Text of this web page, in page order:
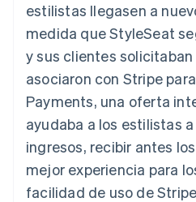
Más
Product roadmap
Ver lo que viene
Radar
Prevención de fraude
Atlas
Constitución de una startup
Climate
Eliminación de dióxido de
Hostelería,
Seguros
Medios de
comunicación y
fines de lucro
Servicios
profesionales
Sector público
Minorista
Recursos
Integraciones
aplicaciones
Ejemplos de
Blog de
Estado de la
Contacta con
Conviértete
estilistas llegasen a
medida que StyleSeat
y sus clientes
asociaron con Stripe
Payments, una oferta
ayudaba a los estilistas
ingresos, recibir antes
mejor experiencia para
facilidad de uso de